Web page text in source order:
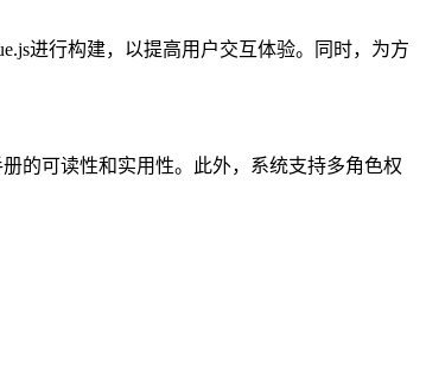
进行构建，以提高用户交互体验。同时，为方
的可读性和实用性。此外，系统支持多角色权